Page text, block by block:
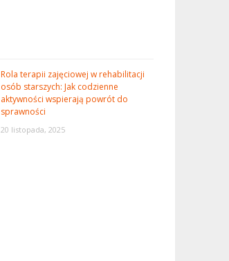
Rola terapii zajęciowej w rehabilitacji
osób starszych: Jak codzienne
aktywności wspierają powrót do
sprawności
20 listopada, 2025